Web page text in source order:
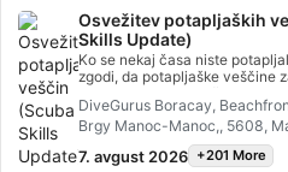
Osvežitev potapljaških
Skills Update)
Ko se nekaj časa niste
zgodi, da potapljaške veščine
(Scuba Skills Update) vas
v vodo in se z lahkoto
potapljanja vam omogoča, da
profesionalnega strokovnjaka
DiveGurus Boracay,
Brgy Manoc-Manoc,, 5608,
7. avgust 2026 +201 More